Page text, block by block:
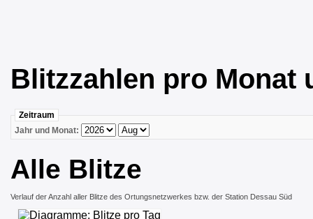
Blitzzahlen pro Monat
Zeitraum
Jahr und Monat:
Alle Blitze
Verlauf der Anzahl aller Blitze des Ortungsnetzwerkes bzw. der Station Dessau Süd